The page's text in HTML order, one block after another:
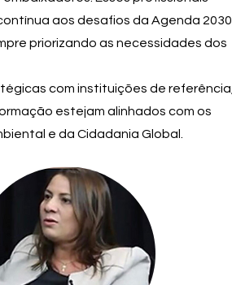
aos desafios da Agenda 2030
priorizando as necessidades dos
com instituições de referência,
estejam alinhados com os
e da Cidadania Global.